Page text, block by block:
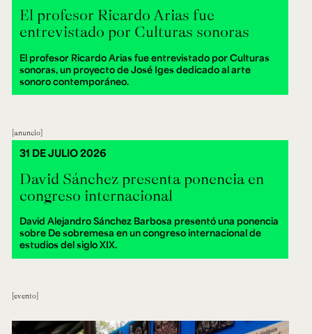
El profesor Ricardo Arias fue
entrevistado por Culturas sonoras
El profesor Ricardo Arias fue entrevistado por Culturas
sonoras, un proyecto de José Iges dedicado al arte
sonoro contemporáneo.
anuncio
David Sánchez presenta ponencia en
congreso internacional
David Alejandro Sánchez Barbosa presentó una ponencia
sobre De sobremesa en un congreso internacional de
estudios del siglo XIX.
31 DE JULIO 2026
evento